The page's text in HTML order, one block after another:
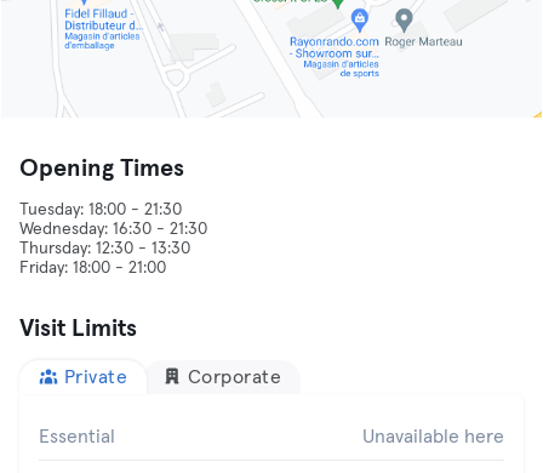
Opening Times
Tuesday: 18:00 - 21:30
Wednesday: 16:30 - 21:30
Thursday: 12:30 - 13:30
Visit Limits
Private Corporate
Essential Unavailable here